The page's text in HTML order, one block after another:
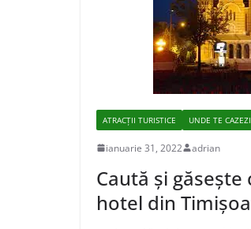
ATRACȚII TURISTICE UNDE TE CAZEZI
ianuarie 31, 2022 adrian
Caută și găsește
hotel din